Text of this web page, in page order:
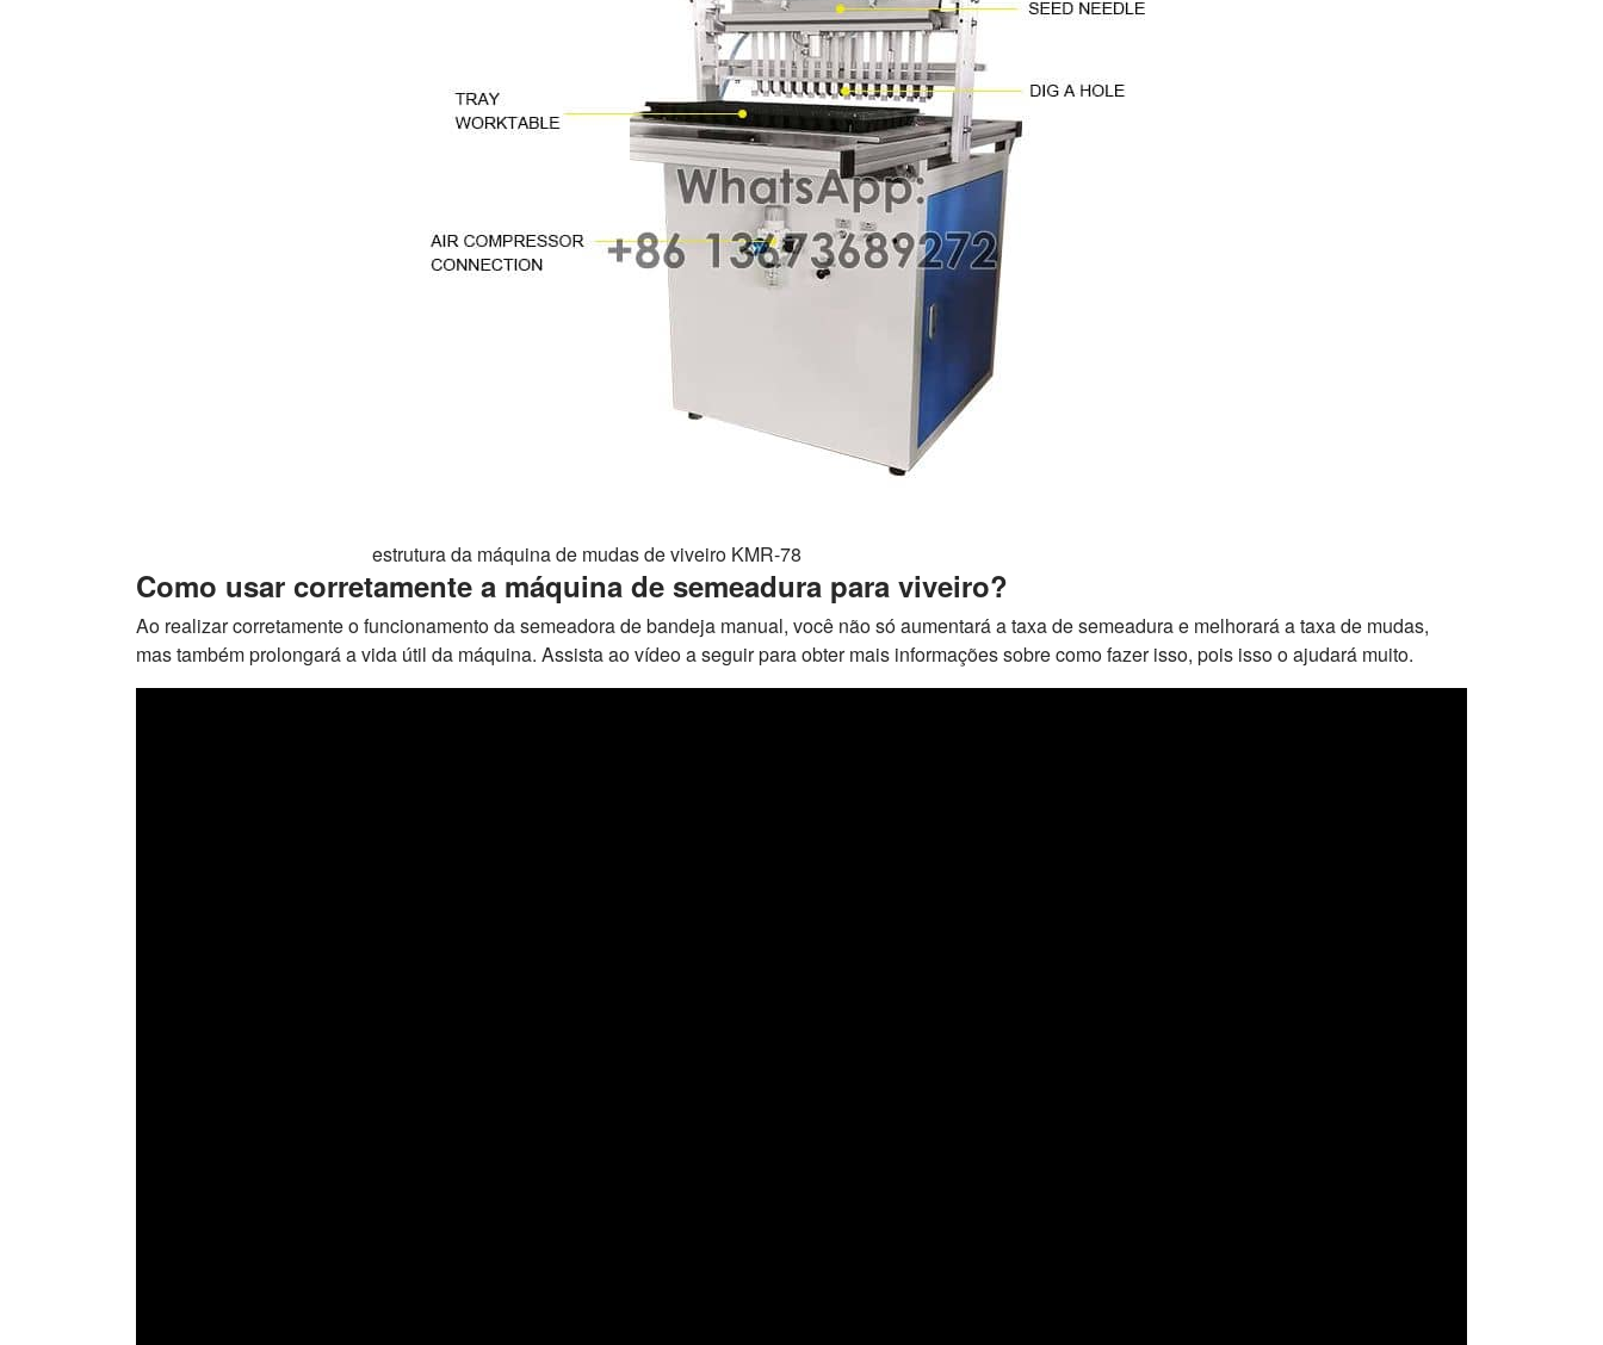
estrutura da máquina de mudas de viveiro KMR-78
Como usar corretamente a máquina de semeadura para viveiro?
Ao realizar corretamente o funcionamento da semeadora de bandeja manual, você não só aumentará a taxa de semeadura e melhorará a taxa de mudas,
mas também prolongará a vida útil da máquina. Assista ao vídeo a seguir para obter mais informações sobre como fazer isso, pois isso o ajudará muito.